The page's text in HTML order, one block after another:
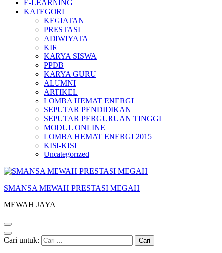
E-LEARNING
KATEGORI
KEGIATAN
PRESTASI
ADIWIYATA
KIR
KARYA SISWA
PPDB
KARYA GURU
ALUMNI
ARTIKEL
LOMBA HEMAT ENERGI
SEPUTAR PENDIDIKAN
SEPUTAR PERGURUAN TINGGI
MODUL ONLINE
LOMBA HEMAT ENERGI 2015
KISI-KISI
Uncategorized
SMANSA MEWAH PRESTASI MEGAH
MEWAH JAYA
Cari untuk: